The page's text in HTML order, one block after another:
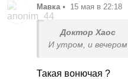
Мавка • 15 мая в 22:18
Доктор Хаос
И утром, и вечером
Такая вонючая ?